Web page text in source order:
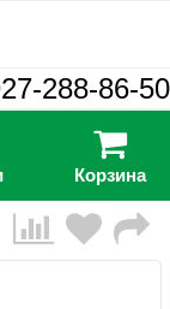
288-86-50
Корзина